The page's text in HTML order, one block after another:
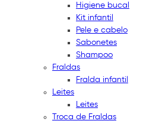
Higiene bucal
Kit infantil
Pele e cabelo
Sabonetes
Shampoo
Fraldas
Fralda infantil
Leites
Leites
Troca de Fraldas